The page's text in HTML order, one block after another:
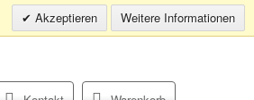
Akzeptieren Weitere Informationen
Infohotline:0049 (0)30 398202080